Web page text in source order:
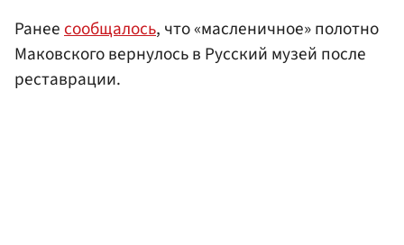
Ранеесообщалось, что «масленичное» полотно
Маковского вернулось в Русский музей после
реставрации.